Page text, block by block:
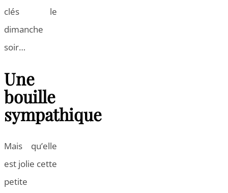
clés le
dimanche
soir…
Une
bouille
sympathique
Mais qu’elle
est jolie cette
petite